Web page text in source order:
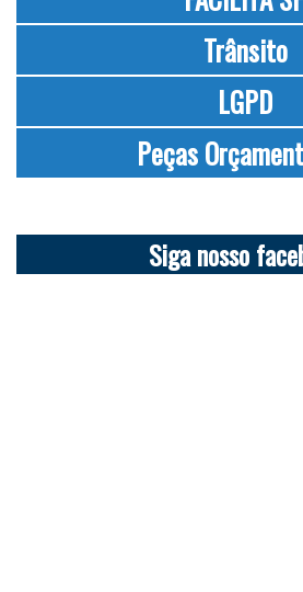
Trânsito
LGPD
Peças
Siga nosso